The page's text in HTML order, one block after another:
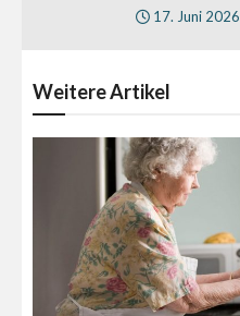
17. Juni 2026
WeitereArtikel